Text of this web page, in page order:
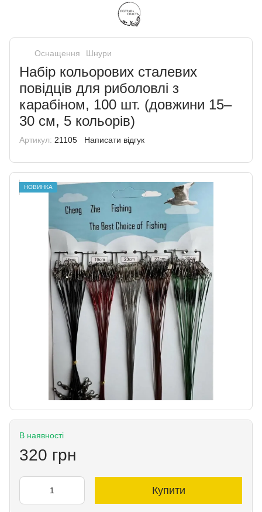
Оснащення Шнури
Набір кольорових сталевих
повідців для риболовлі з
карабіном, 100 шт. (довжини 15–
30 см, 5 кольорів)
Артикул: 21105 Написати відгук
НОВИНКА
В наявності
320 грн
Купити